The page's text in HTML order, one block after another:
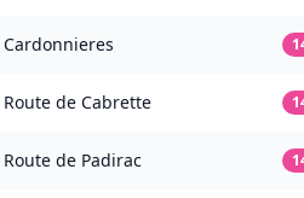
Cardonnieres
Route de Cabrette
Route de Padirac